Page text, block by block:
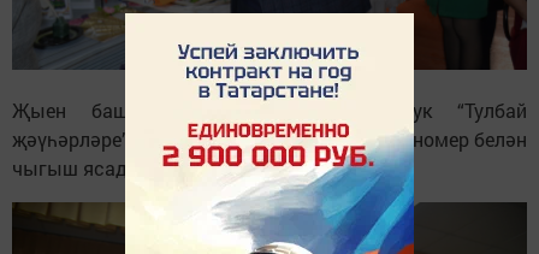
Җыен башланыр алдыннан шулай ук “Тулбай
җәүһәрләре” ансамбле дә матур музыкаль номер белән
чыгыш ясады.